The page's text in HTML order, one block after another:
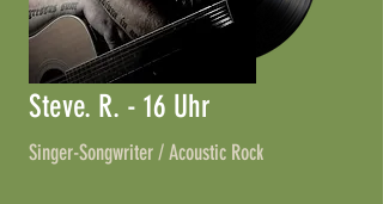
Steve. R. - 16 Uhr
Singer-Songwriter / Acoustic Rock